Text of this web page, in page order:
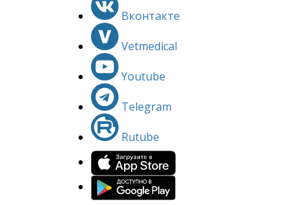
Вконтакте
Vetmedical
Youtube
Telegram
Rutube